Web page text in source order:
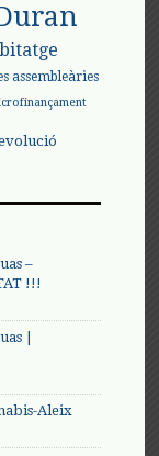
assembleàries
–
!!!
|
Aleix